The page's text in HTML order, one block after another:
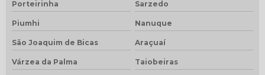
Porteirinha Sarzedo
Piumhi Nanuque
São Joaquim de Bicas Araçuaí
Várzea da Palma Taiobeiras